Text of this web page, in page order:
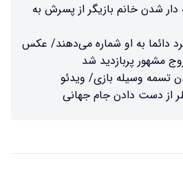
شدن خانم بازیگر از پسرش به
دائما به او شماره می‌دهند/ عکس
مشهور پربازدید شد
تسمه وسیله بازی/ ویدئو
از دست دادن جام‌ جهانی